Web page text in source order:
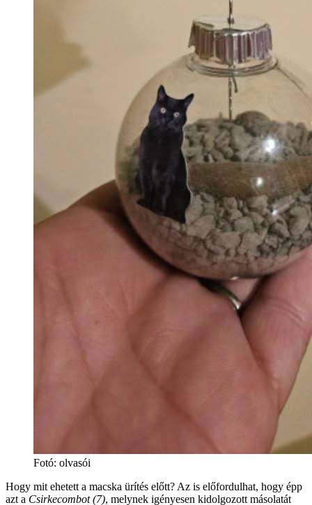
Fotó: olvasói
Hogy mit ehetett a macska ürítés előtt? Az is előfordulhat, hogy épp
azt a Csirkecombot (7), melynek igényesen kidolgozott másolatát